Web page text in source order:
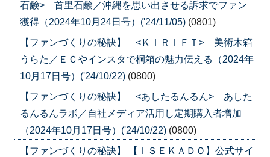
石鹸> 首里石鹸／沖縄を思い出させる訴求でファン
獲得（2024年10月24日号）('24/11/05) (0801)
【ファンづくりの秘訣】 <ＫＩＲＩＦＴ> 美術木箱
うらた／ＥＣやインスタで桐箱の魅力伝える（2024年
10月17日号）('24/10/22) (0800)
【ファンづくりの秘訣】 <あしたるんるん> あした
るんるんラボ／自社メディア活用し定期購入者増加
（2024年10月17日号）('24/10/22) (0800)
【ファンづくりの秘訣】 【ＩＳＥＫＡＤＯ】公式サイ